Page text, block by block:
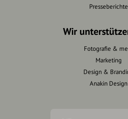
Presseberichte
Wir
Fotografie &
Marketing
Design &
Anakin Design